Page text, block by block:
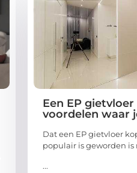
Een EP
voordelen waar
Dat een EP gietvloer
populair is geworden
...